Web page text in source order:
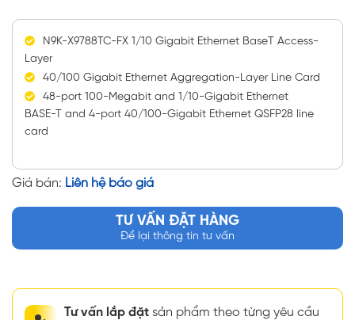
N9K-X9788TC-FX 1/10 Gigabit Ethernet BaseT Access-
Layer
40/100 Gigabit Ethernet Aggregation-Layer Line Card
48-port 100-Megabit and 1/10-Gigabit Ethernet
BASE-T and 4-port 40/100-Gigabit Ethernet QSFP28 line
card
Giá bán: Liên hệ báo giá
TƯ VẤN ĐẶT HÀNG
Để lại thông tin tư vấn
Tư vấn lắp đặt sản phẩm theo từng yêu cầu